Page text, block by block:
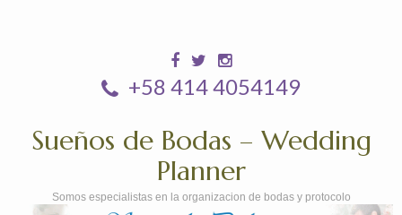
+58 414 4054149
Sueños de Bodas – Wedding
Planner
Somos especialistas en la organizacion de bodas y protocolo